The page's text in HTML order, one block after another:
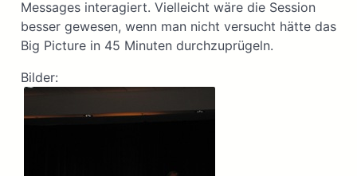
Messages interagiert. Vielleicht wäre die Session
besser gewesen, wenn man nicht versucht hätte das
Big Picture in 45 Minuten durchzuprügeln.
Bilder: